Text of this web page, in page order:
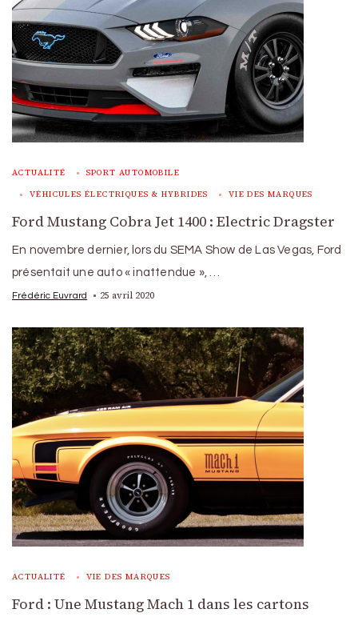
ACTUALITÉ SPORT AUTOMOBILE
VÉHICULES ÉLECTRIQUES & HYBRIDES VIE DES MARQUES
Ford Mustang Cobra Jet 1400 : Electric Dragster
En novembre dernier, lors du SEMA Show de Las Vegas, Ford
présentait une auto « inattendue », …
Frédéric Euvrard 25 avril 2020
ACTUALITÉ VIE DES MARQUES
Ford : Une Mustang Mach 1 dans les cartons